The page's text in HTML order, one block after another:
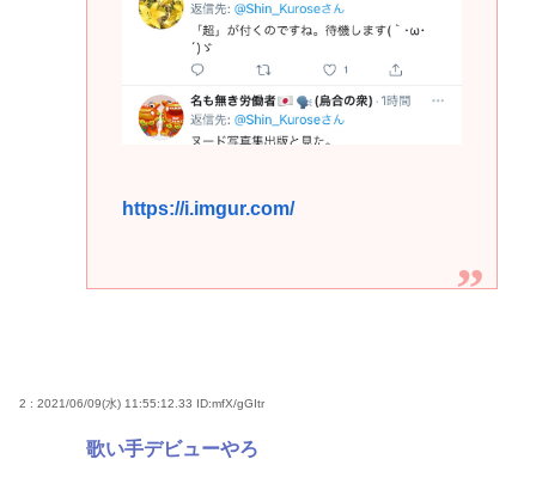
https://i.imgur.com/
2 : 2021/06/09(水) 11:55:12.33 ID:mfX/gGItr
歌い手デビューやろ